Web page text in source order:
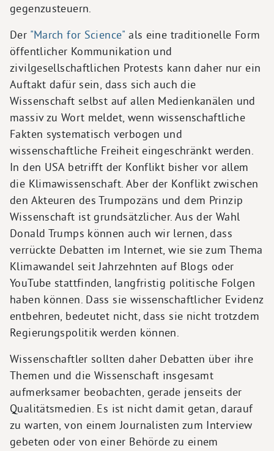
gegenzusteuern.
Der "March for Science" als eine traditionelle Form
öffentlicher Kommunikation und
zivilgesellschaftlichen Protests kann daher nur ein
Auftakt dafür sein, dass sich auch die
Wissenschaft selbst auf allen Medienkanälen und
massiv zu Wort meldet, wenn wissenschaftliche
Fakten systematisch verbogen und
wissenschaftliche Freiheit eingeschränkt werden.
In den USA betrifft der Konflikt bisher vor allem
die Klimawissenschaft. Aber der Konflikt zwischen
den Akteuren des Trumpozäns und dem Prinzip
Wissenschaft ist grundsätzlicher. Aus der Wahl
Donald Trumps können auch wir lernen, dass
verrückte Debatten im Internet, wie sie zum Thema
Klimawandel seit Jahrzehnten auf Blogs oder
YouTube stattfinden, langfristig politische Folgen
haben können. Dass sie wissenschaftlicher Evidenz
entbehren, bedeutet nicht, dass sie nicht trotzdem
Regierungspolitik werden können.
Wissenschaftler sollten daher Debatten über ihre
Themen und die Wissenschaft insgesamt
aufmerksamer beobachten, gerade jenseits der
Qualitätsmedien. Es ist nicht damit getan, darauf
zu warten, von einem Journalisten zum Interview
gebeten oder von einer Behörde zu einem